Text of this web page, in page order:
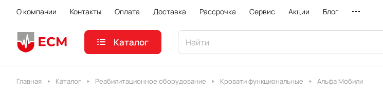
О компании Контакты Оплата Доставка Рассрочка Сервис Акции Блог
Каталог
Главная Каталог Реабилитационное оборудование Кровати функциональные Альфа Мобили